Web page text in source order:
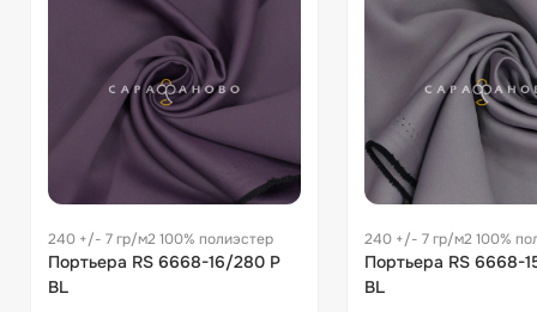
240 +/- 7 гр/м2 100% полиэстер
Портьера RS 6668-16/280 P
BL
240 +/- 7 гр/м2 100%
Портьера RS 6668-
BL